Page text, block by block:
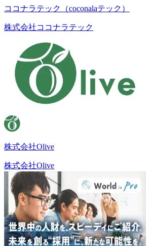
ココナラテック（coconalaテック）
株式会社ココナラテック
株式会社Olive
株式会社Olive